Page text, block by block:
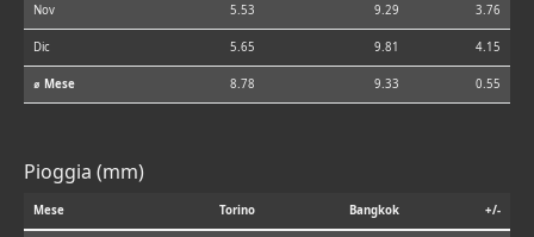
Nov 5.53 9.29 3.76
Dic 5.65 9.81 4.15
⌀ Mese 8.78 9.33 0.55
Pioggia (mm)
Mese Torino Bangkok +/-